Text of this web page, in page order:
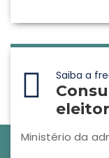
Saiba a
Ministério da